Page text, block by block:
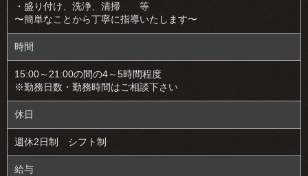
・盛り付け、洗浄、清掃 等
〜簡単なことから丁寧に指導いたします〜
時間
15:00～21:00の間の4～5時間程度
※勤務日数・勤務時間はご相談下さい
休日
週休2日制 シフト制
給与